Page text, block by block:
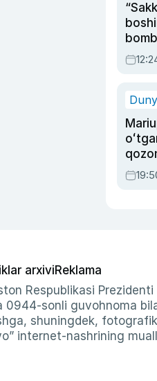
arxiviReklama
Respublikasi
0944-sonli guvohnoma
shuningdek,
internet-nashrining